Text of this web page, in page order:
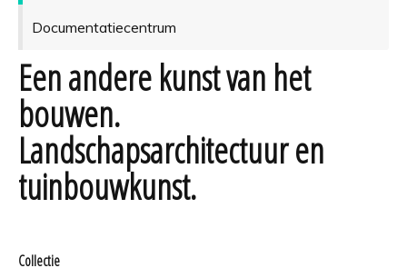
Documentatiecentrum
Een andere kunst van het
bouwen.
Landschapsarchitectuur en
tuinbouwkunst.
Collectie